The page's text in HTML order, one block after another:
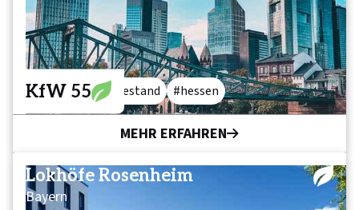
mixed-use bestand hessen
KfW 55
MEHR ERFAHREN
Lokhöfe Rosenheim
Bayern